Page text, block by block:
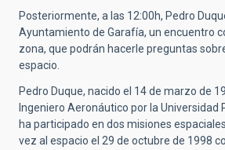
Posteriormente, a las 12:00h, Pedro
Ayuntamiento de Garafía, un encuentro
zona, que podrán hacerle preguntas
espacio.
Pedro Duque, nacido el 14 de marzo de
Ingeniero Aeronáutico por la Universidad
ha participado en dos misiones
vez al espacio el 29 de octubre de 1998